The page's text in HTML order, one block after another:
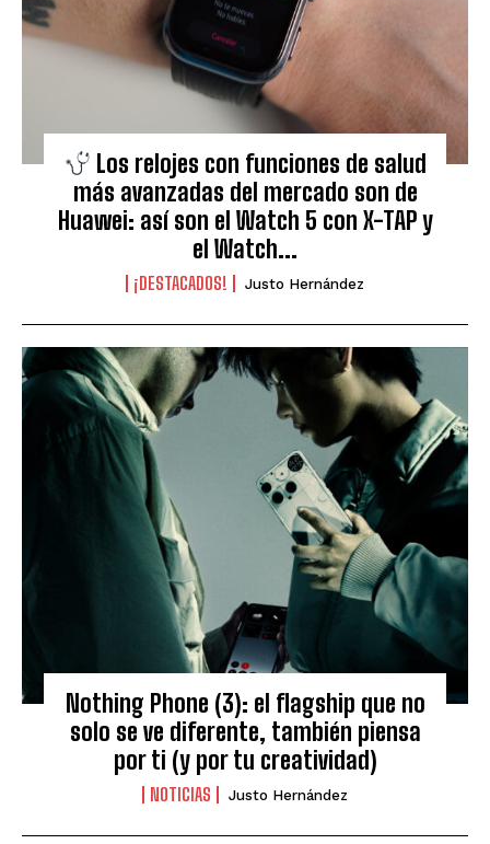
Los relojes con funciones de salud
más avanzadas del mercado son de
Huawei: así son el Watch 5 con X-TAP y
el Watch...
¡DESTACADOS! Justo Hernández
Nothing Phone (3): el flagship que no
solo se ve diferente, también piensa
por ti (y por tu creatividad)
NOTICIAS Justo Hernández